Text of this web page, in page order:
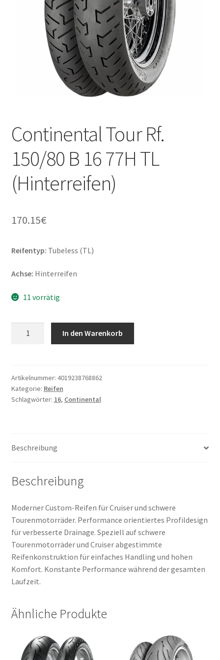
Continental Tour Rf.
150/80 B 16 77H TL
(Hinterreifen)
170.15€
Reifentyp: Tubeless (TL)
Achse: Hinterreifen
11 vorrätig
B
16
77H
In den Warenkorb
Artikelnummer: 4019238768862
Kategorie: Reifen
Schlagwörter: 16, Continental
Beschreibung
Beschreibung
Moderner Custom-Reifen für Cruiser und schwere
Tourenmotorräder. Performance orientiertes Profildesign
für verbesserte Drainage. Speziell auf schwere
Tourenmotorräder und Cruiser abgestimmte
Reifenkonstruktion für einfaches Handling und hohen
Komfort. Konstante Performance während der gesamten
Laufzeit.
Ähnliche Produkte